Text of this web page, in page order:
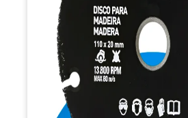
vibrações e trancos, oferecendo
controlados. Possui versatilidade
resíduos de grampos, pequenos pregos
compatibilidade com serra mármore
agilidade em diferentes tipos de
profissional assegura resultados
manutenções e reparos, mantendo a
final elevada e agregando valor ao
estrutura robusta e tecnologia
praticidade em cada aplicação, sendo
para quem busca eficiência, confiança